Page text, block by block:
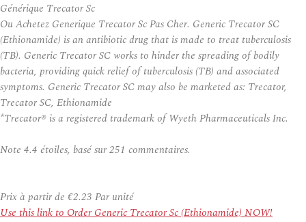
Générique Trecator Sc
Ou Achetez Generique Trecator Sc Pas Cher. Generic Trecator SC
(Ethionamide) is an antibiotic drug that is made to treat tuberculosis
(TB). Generic Trecator SC works to hinder the spreading of bodily
bacteria, providing quick relief of tuberculosis (TB) and associated
symptoms. Generic Trecator SC may also be marketed as: Trecator,
Trecator SC, Ethionamide
*Trecator® is a registered trademark of Wyeth Pharmaceuticals Inc.
Note 4.4 étoiles, basé sur251 commentaires.
Prix à partir de €2.23 Par unité
Use this link to Order Generic Trecator Sc (Ethionamide) NOW!